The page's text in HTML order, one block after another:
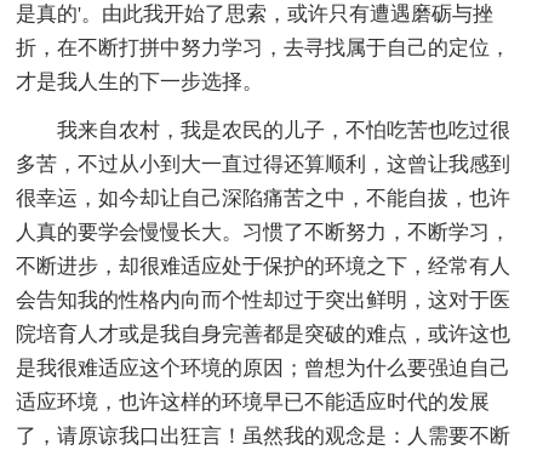
是真的'。由此我开始了思索，或许只有遭遇磨砺与挫
折，在不断打拼中努力学习，去寻找属于自己的定位，
才是我人生的下一步选择。
我来自农村，我是农民的儿子，不怕吃苦也吃过很
多苦，不过从小到大一直过得还算顺利，这曾让我感到
很幸运，如今却让自己深陷痛苦之中，不能自拔，也许
人真的要学会慢慢长大。习惯了不断努力，不断学习，
不断进步，却很难适应处于保护的环境之下，经常有人
会告知我的性格内向而个性却过于突出鲜明，这对于医
院培育人才或是我自身完善都是突破的难点，或许这也
是我很难适应这个环境的原因；曾想为什么要强迫自己
适应环境，也许这样的环境早已不能适应时代的发展
了，请原谅我口出狂言！虽然我的观念是：人需要不断